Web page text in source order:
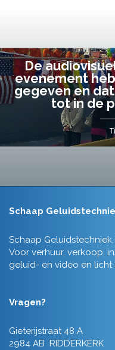
De
evenement
gegeven en
tot in de
Schaap
Schaap
Voor verhuur, verkoop,
geluid- en video en licht
Vragen?
Gieterijstraat 48 A
2984 AB RIDDERKERK